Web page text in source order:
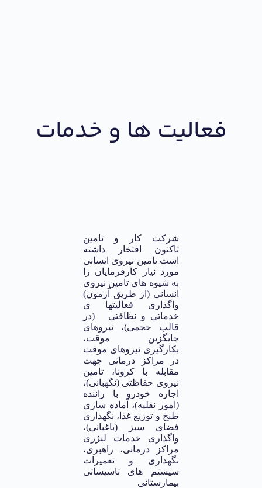
فعالیت ها و خدمات
شرکت کار و تامین
تاکنون افتخار داشته
است تامین نیروی انسانی
مورد نیاز کارفرمایان را
به شیوه های تامین‌ نیروی‌
انسانی‌ (از طریق‌ آزمون)
واگذاری‌ فعالیتها ی
خدماتی‌ و نظافتی‌(در
قالب‌ حجمی‌)، نیروهای
جایگزین موقت،
بکارگیری نیروهای موقت
در مراکز درمانی جهت
مقابله با کرونا، تامین
نیروی حفاظتی (نگهبانی)،
اجاره خودرو با راننده
(امور نقلیه)، آماده سازی
طبخ و توزیع غذا، نگهداری
فضای سبز (باغبانی)،
واگذاری خدمات لنژری
مراکز درمانی، راهبری،
نگهداری و تعمیرات
سیستم های تاسیساتی
بیمارستانی